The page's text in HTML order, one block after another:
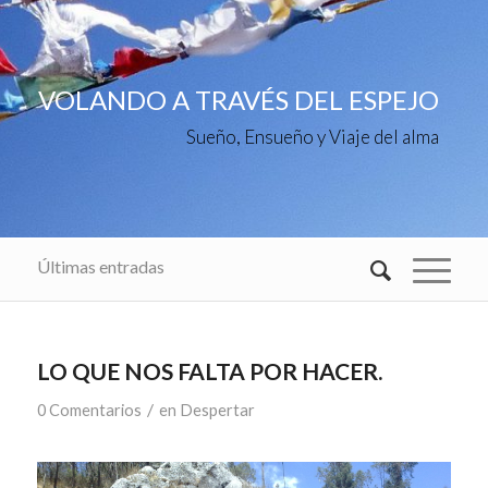
VOLANDO A TRAVÉS DEL ESPEJO
Sueño, Ensueño y Viaje del alma
Últimas entradas
LO QUE NOS FALTA POR HACER.
0 Comentarios / en Despertar